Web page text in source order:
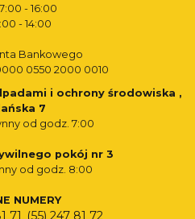
- 16:00
- 14:00
Bankowego
0550 2000 0010
i ochrony środowiska ,
7
od godz. 7:00
pokój nr 3
od godz. 8:00
NUMERY
71, (55) 247 81 72